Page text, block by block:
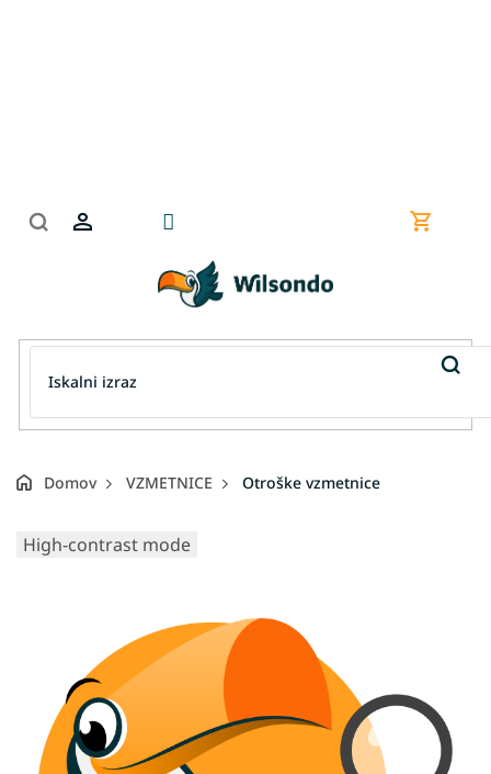
Domov VZMETNICE Otroške vzmetnice
High-contrast mode